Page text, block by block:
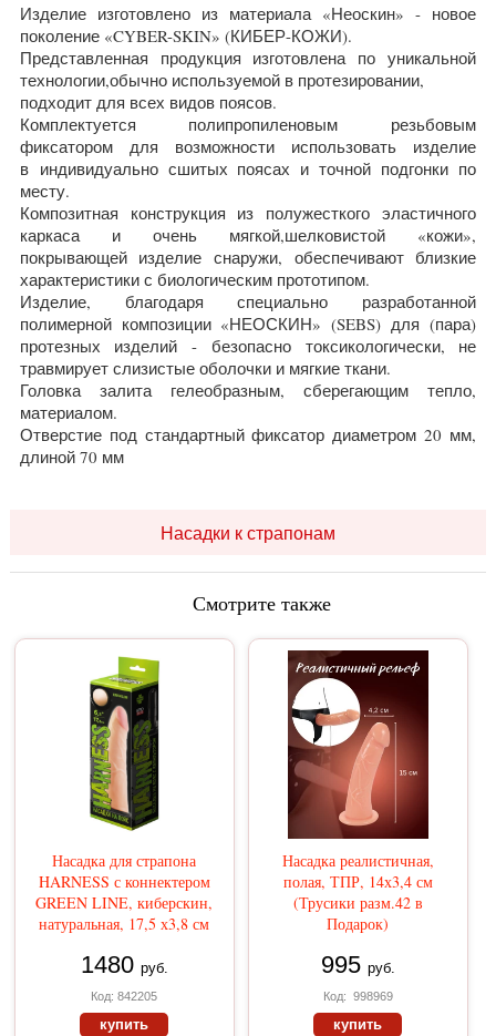
Изделие изготовлено из материала «Неоскин» - новое
поколение «CYBER-SKIN» (КИБЕР-КОЖИ).
Представленная продукция изготовлена по уникальной
технологии,обычно используемой в протезировании,
подходит для всех видов поясов.
Комплектуется полипропиленовым резьбовым
фиксатором для возможности использовать изделие
в индивидуально сшитых поясах и точной подгонки по
месту.
Композитная конструкция из полужесткого эластичного
каркаса и очень мягкой,шелковистой «кожи»,
покрывающей изделие снаружи, обеспечивают близкие
характеристики с биологическим прототипом.
Изделие, благодаря специально разработанной
полимерной композиции «НЕОСКИН» (SEBS) для (пара)
протезных изделий - безопасно токсикологически, не
травмирует слизистые оболочки и мягкие ткани.
Головка залита гелеобразным, сберегающим тепло,
материалом.
Отверстие под стандартный фиксатор диаметром 20 мм,
длиной 70 мм
Насадки к страпонам
Смотрите также
Насадка для страпона
HARNESS с коннектером
GREEN LINE, киберскин,
натуральная, 17,5 х3,8 см
1480 руб.
Код: 842205
купить
Насадка реалистичная,
полая, ТПР, 14х3,4 см
(Трусики разм.42 в
Подарок)
995 руб.
Код: 998969
купить